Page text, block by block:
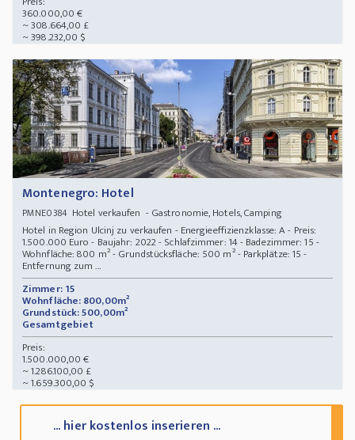
360.000,00 €
~ 308.664,00 £
~ 398.232,00 $
Montenegro: Hotel
PMNE0384Hotel verkaufen - Gastronomie, Hotels, Camping
Hotel in Region Ulcinj zu verkaufen - Energieeffizienzklasse: A - Preis:
1.500.000 Euro - Baujahr: 2022 - Schlafzimmer: 14 - Badezimmer: 15 -
Wohnfläche: 800 m² - Grundstücksfläche: 500 m² - Parkplätze: 15 -
Entfernung zum ...
Zimmer: 15
Wohnfläche: 800,00m²
Grundstück: 500,00m²
Gesamtgebiet
Preis:
1.500.000,00 €
~ 1.286.100,00 £
~ 1.659.300,00 $
... hier kostenlos inserieren ...